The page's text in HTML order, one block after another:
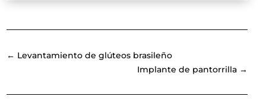
← Levantamiento de glúteos brasileño
Implante de pantorrilla→